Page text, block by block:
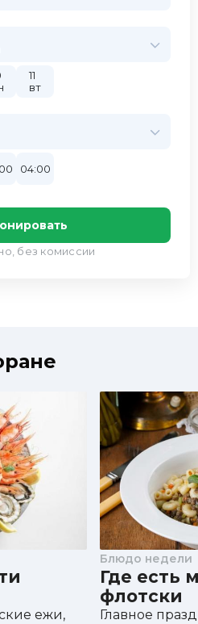
11
вт
04:00
без комиссии
ежи,
Блюдо недели
Где есть
флотски
Главное